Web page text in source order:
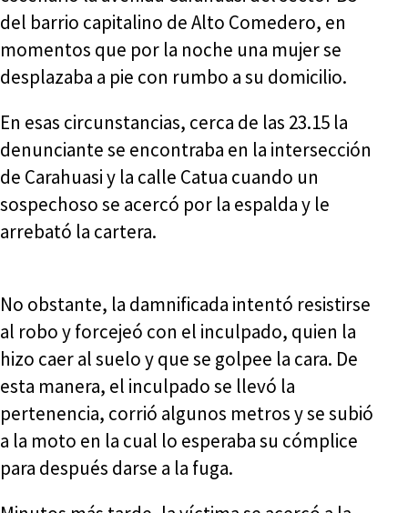
del barrio capitalino de Alto Comedero, en
momentos que por la noche una mujer se
desplazaba a pie con rumbo a su domicilio.
En esas circunstancias, cerca de las 23.15 la
denunciante se encontraba en la intersección
de Carahuasi y la calle Catua cuando un
sospechoso se acercó por la espalda y le
arrebató la cartera.
No obstante, la damnificada intentó resistirse
al robo y forcejeó con el inculpado, quien la
hizo caer al suelo y que se golpee la cara. De
esta manera, el inculpado se llevó la
pertenencia, corrió algunos metros y se subió
a la moto en la cual lo esperaba su cómplice
para después darse a la fuga.